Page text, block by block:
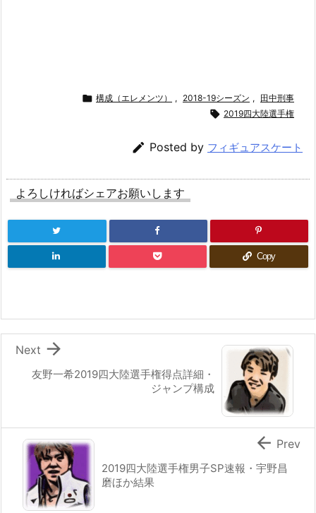
 構成（エレメンツ） , 2018-19シーズン , 田中刑事
 2019四大陸選手権
 Posted by フィギュアスケート
よろしければシェアお願いします
Copy
友野一希2019四大陸選手権得点詳細・
ジャンプ構成

Next
2019四大陸選手権男子SP速報・宇野昌
磨ほか結果
 Prev